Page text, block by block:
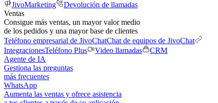
JivoMarketing
Devolución de llamadas
Ventas
Consigue más ventas, un mayor valor medio
de los pedidos y una mayor base de clientes
Teléfono empresarial de JivoChatChat de equipos de JivoChat
IntegracionesTeléfono Plus Video llamadas
CRM
Agente de IA
Gestiona las preguntas
más frecuentes
WhatsApp
Aumenta las ventas y ofrece asistencia